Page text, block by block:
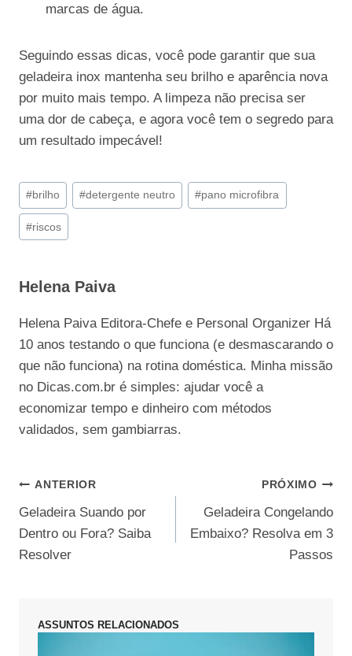
marcas de água.
Seguindo essas dicas, você pode garantir que sua
geladeira inox mantenha seu brilho e aparência nova
por muito mais tempo. A limpeza não precisa ser
uma dor de cabeça, e agora você tem o segredo para
um resultado impecável!
Tags
do
Post:
#brilho #detergente neutro #pano microfibra
#riscos
Helena Paiva
Helena Paiva Editora-Chefe e Personal Organizer Há
10 anos testando o que funciona (e desmascarando o
que não funciona) na rotina doméstica. Minha missão
no Dicas.com.br é simples: ajudar você a
economizar tempo e dinheiro com métodos
validados, sem gambiarras.
Navegação
de
Post
ANTERIOR
Geladeira Suando por
Dentro ou Fora? Saiba
Resolver
PRÓXIMO
Geladeira Congelando
Embaixo? Resolva em 3
Passos
ASSUNTOS RELACIONADOS